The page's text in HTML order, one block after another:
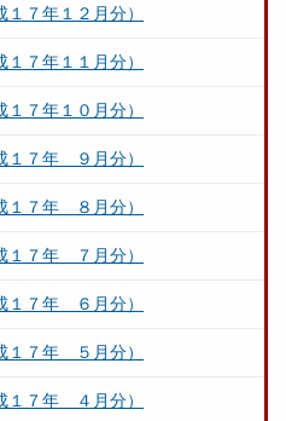
７年１２月分）
７年１１月分）
７年１０月分）
１７年 ９月分）
１７年 ８月分）
１７年 ７月分）
１７年 ６月分）
１７年 ５月分）
１７年 ４月分）